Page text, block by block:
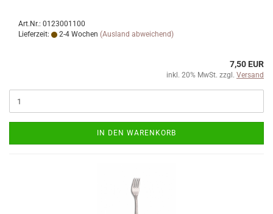
Art.Nr.: 0123001100
Lieferzeit:
2-4 Wochen (Ausland abweichend)
7,50 EUR
inkl. 20% MwSt. zzgl. Versand
IN DEN WARENKORB